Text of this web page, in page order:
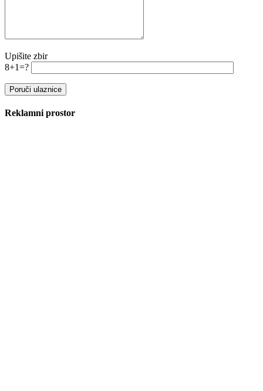
Upišite zbir
8+1=?
Reklamni prostor